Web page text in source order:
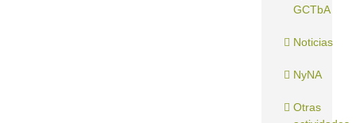
GCTbA
Noticias
NyNA
Otras